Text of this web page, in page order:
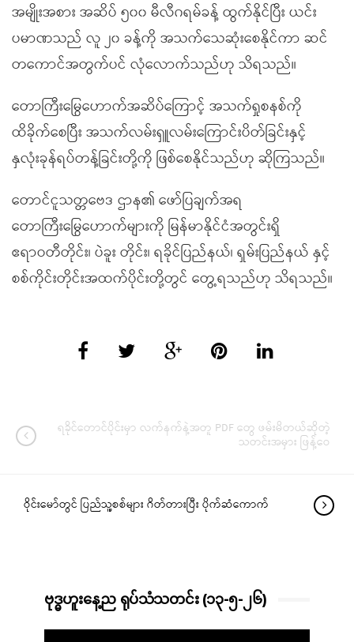
အမျိုးအစား အဆိပ် ၅၀၀ မီလီဂရမ်ခန့် ထွက်နိုင်ပြီး ယင်း
ပမာဏသည် လူ ၂၀ ခန့်ကို အသက်သေဆုံးစေနိုင်ကာ ဆင်
တကောင်အတွက်ပင် လုံလောက်သည်ဟု သိရသည်။
တောကြီးမြွေဟောက်အဆိပ်ကြောင့် အသက်ရှုစနစ်ကို
ထိခိုက်စေပြီး အသက်လမ်းရှူလမ်းကြောင်းပိတ်ခြင်းနှင့်
နှလုံးခုန်ရပ်တန့်ခြင်းတို့ကို ဖြစ်စေနိုင်သည်ဟု ဆိုကြသည်။
တောင်ငူသတ္တဗေဒ ဌာန၏ ဖော်ပြချက်အရ
တောကြီးမြွေဟောက်များကို မြန်မာနိုင်ငံအတွင်းရှိ
ဧရာဝတီတိုင်း၊ ပဲခူး တိုင်း၊ ရခိုင်ပြည်နယ်၊ ရှမ်းပြည်နယ် နှင့်
စစ်ကိုင်းတိုင်းအထက်ပိုင်းတို့တွင် တွေ့ရသည်ဟု သိရသည်။
ရခိုင်တောင်ပိုင်းမှာ လက်နက်နဲ့အတူ PDF တွေ ဖမ်းမိတယ်ဆိုတဲ့
သတင်းအမှား ဖြန့်ဝေ
ဝိုင်းမော်တွင် ပြည်သူ့စစ်များ ဂိတ်တားပြီး ပိုက်ဆံကောက်
ဗုဒ္ဓဟူးနေ့ည ရုပ်သံသတင်း (၁၃-၅-၂၆)